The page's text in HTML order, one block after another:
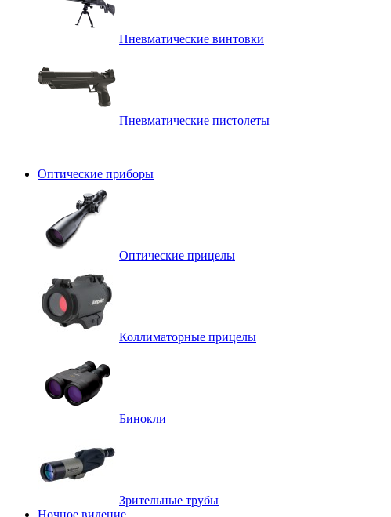
Пневматические винтовки
Пневматические пистолеты
Оптические приборы
Оптические прицелы
Коллиматорные прицелы
Бинокли
Зрительные трубы
Ночное видение